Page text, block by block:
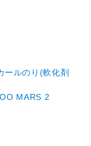
ールのり(軟化剤
MARS 2